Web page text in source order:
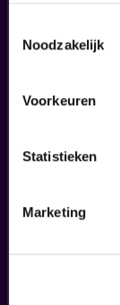
Noodzakelijk
Voorkeuren
Statistieken
Marketing
Begin bij